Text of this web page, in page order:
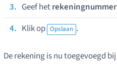
Geef hetrekeningnummer
Klik op Opslaan .
De rekening is nu toegevoegd bij